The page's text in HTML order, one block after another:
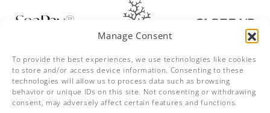
Manage Consent
To provide the best experiences, we use technologies like cookies
to store and/or access device information. Consenting to these
technologies will allow us to process data such as browsing
behavior or unique IDs on this site. Not consenting or withdrawing
consent, may adversely affect certain features and functions.